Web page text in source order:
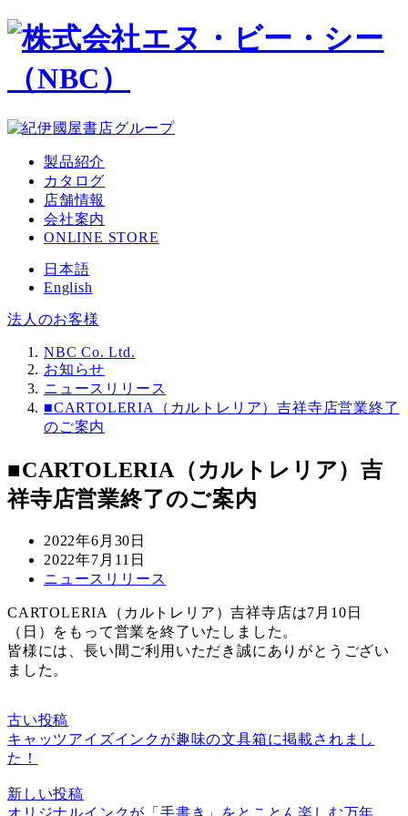
メ
イ
テ
製品紹介
カタログ
店舗情報
会社案内
ONLINE STORE
日本語
English
法人のお客様
NBC Co. Ltd.
お知らせ
ニュースリリース
■CARTOLERIA（カルトレリア）吉祥寺店営業終了
のご案内
■CARTOLERIA（カルトレリア）吉
祥寺店営業終了のご案内
投
稿
日
2022年6月30日
更
新
2022年7月11日
カ
ゴ
リ
ー
ニュースリリース
CARTOLERIA（カルトレリア）吉祥寺店は7月10日
（日）をもって営業を終了いたしました。
皆様には、長い間ご利用いただき誠にありがとうござい
ました。
古い投稿
キャッツアイズインクが趣味の文具箱に掲載されまし
た！
新しい投稿
オリジナルインクが「手書き」をとことん楽しむ万年